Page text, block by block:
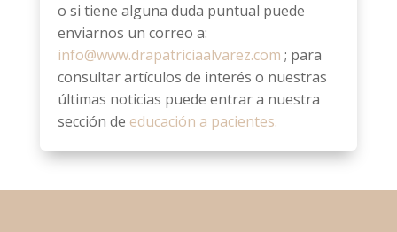
o si tiene alguna duda puntual puede
enviarnos un correo a:
info@www.drapatriciaalvarez.com ; para
consultar artículos de interés o nuestras
últimas noticias puede entrar a nuestra
sección de educación a pacientes.